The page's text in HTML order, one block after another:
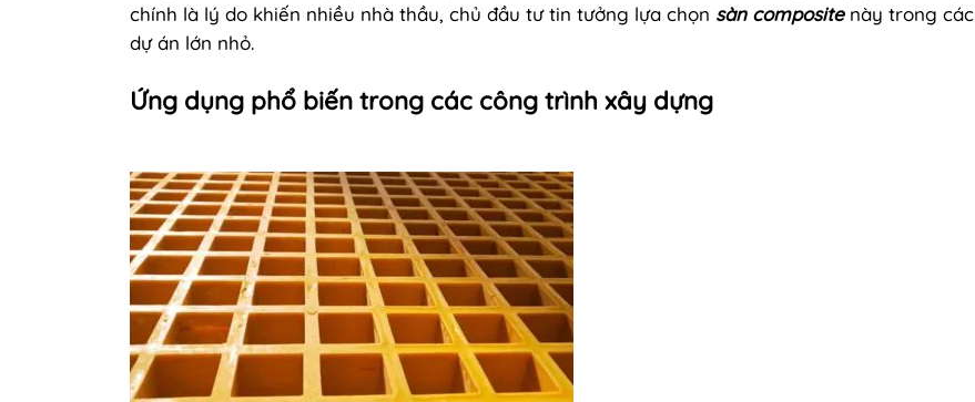
chính là lý do khiến nhiều nhà thầu, chủ đầu tư tin tưởng lựa chọn sàn compositenày trong các
dự án lớn nhỏ.
Ứng dụng phổ biến trong các công trình xây dựng